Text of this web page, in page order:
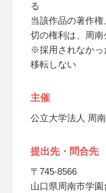
る
当該作品の著作
切の権利は、周
※採用されなかっ
移転しない
主催
公立大学法人 周
提出先・問合先
〒745-8566
山口県周南市学園